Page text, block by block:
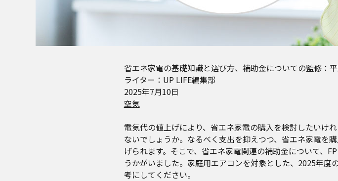
省エネ家電の基礎知識と選び方、補助金についての監修：平
ライター：UP LIFE編集部
2025年7月10日
空気
電気代の値上げにより、省エネ家電の購入を検討したいけ
ないでしょうか。なるべく支出を抑えつつ、省エネ家電を
げられます。そこで、省エネ家電関連の補助金について、
うかがいました。家庭用エアコンを対象とした、2025年
考にしてください。